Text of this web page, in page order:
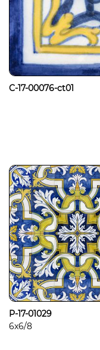
C-17-00076-ct01
P-17-01029
6x6/8